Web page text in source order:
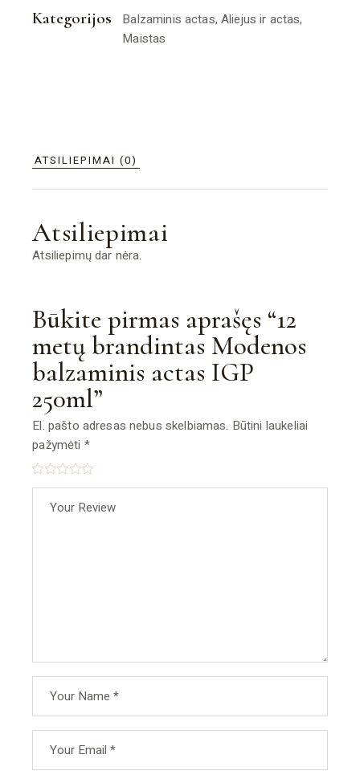
Kategorijos Balzaminis actas,Aliejus ir actas,
Maistas
ATSILIEPIMAI (0)
Atsiliepimai
Atsiliepimų dar nėra.
Būkite pirmas aprašęs “12
metų brandintas Modenos
balzaminis actas IGP
250ml”
El. pašto adresas nebus skelbiamas. Būtini laukeliai
pažymėti *